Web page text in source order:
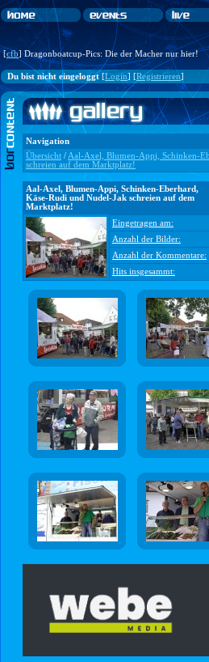
[cfb] Dragonboatcup-Pics: Die der Macher nur hier!
Du bist nicht eingeloggt[Login] [Registrieren]
Navigation
Übersicht / Aal-Axel, Blumen-Appi, Schinken-
schreien auf dem Marktplatz!
Aal-Axel, Blumen-Appi, Schinken-Eberhard,
Käse-Rudi und Nudel-Jak schreien auf dem
Marktplatz!
Eingetragen am:
Anzahl der Bilder:
Anzahl der Kommentare:
Hits insgesammt: